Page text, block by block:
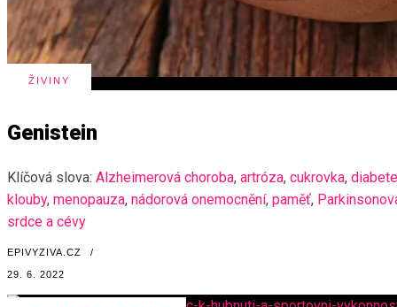
ŽIVINY
Genistein
Klíčová slova: Alzheimerová choroba, artróza, cukrovka,
klouby, menopauza, nádorová onemocnění, paměť,
srdce a cévy
EPIVYZIVA.CZ /
29. 6. 2022